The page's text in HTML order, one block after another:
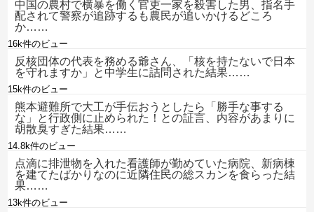
中国の農村で横暴を働く官吏一家を殺害した男、指名手
配されて警察が追跡するも農民が追いかけるどころ
か……
16k件のビュー
反核団体の代表を務める爺さん、「核を持たないで日本
を守れますか」と中学生に詰問された結果……
15k件のビュー
熊本避難所で大工が手伝おうとしたら「勝手な事する
な」と行政側に止められた！との証言、内容があまりに
胡散臭すぎた結果……
14.8k件のビュー
点滴に排泄物を入れた看護師が勤めていた病院、新病棟
を建てたばかりなのに近隣住民の総スカンを食らった結
果……
13k件のビュー